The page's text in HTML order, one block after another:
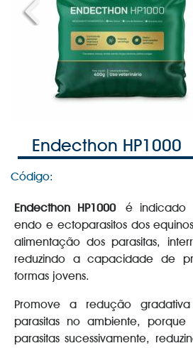
Previous
Endecthon HP1000
Código:
Endecthon HP1000é indicado
endo e ectoparasitos dos
alimentação dos parasitas,
reduzindo a capacidade de
formas jovens.
Promove a redução
parasitas no ambiente,
parasitas sucessivamente,